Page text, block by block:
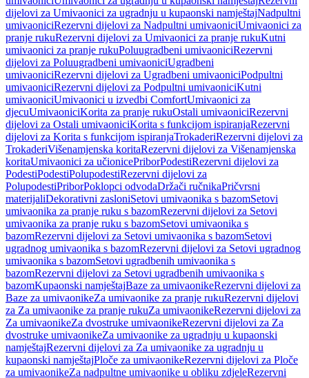
dijelovi za Umivaonici za ugradnju u kupaonski namještajNadpultni
umivaoniciRezervni dijelovi za Nadpultni umivaoniciUmivaonici za
pranje rukuRezervni dijelovi za Umivaonici za pranje rukuKutni
umivaonici za pranje rukuPoluugradbeni umivaoniciRezervni
dijelovi za Poluugradbeni umivaoniciUgradbeni
umivaoniciRezervni dijelovi za Ugradbeni umivaoniciPodpultni
umivaoniciRezervni dijelovi za Podpultni umivaoniciKutni
umivaoniciUmivaonici u izvedbi ComfortUmivaonici za
djecuUmivaoniciKorita za pranje rukuOstali umivaoniciRezervni
dijelovi za Ostali umivaoniciKorita s funkcijom ispiranjaRezervni
dijelovi za Korita s funkcijom ispiranjaTrokaderiRezervni dijelovi za
TrokaderiVišenamjenska koritaRezervni dijelovi za Višenamjenska
koritaUmivaonici za učionicePriborPodestiRezervni dijelovi za
PodestiPodestiPolupodestiRezervni dijelovi za
PolupodestiPriborPoklopci odvodaDržači ručnikaPričvrsni
materijaliDekorativni zasloniSetovi umivaonika s bazomSetovi
umivaonika za pranje ruku s bazomRezervni dijelovi za Setovi
umivaonika za pranje ruku s bazomSetovi umivaonika s
bazomRezervni dijelovi za Setovi umivaonika s bazomSetovi
ugradnog umivaonika s bazomRezervni dijelovi za Setovi ugradnog
umivaonika s bazomSetovi ugradbenih umivaonika s
bazomRezervni dijelovi za Setovi ugradbenih umivaonika s
bazomKupaonski namještajBaze za umivaonikeRezervni dijelovi za
Baze za umivaonikeZa umivaonike za pranje rukuRezervni dijelovi
za Za umivaonike za pranje rukuZa umivaonikeRezervni dijelovi za
Za umivaonikeZa dvostruke umivaonikeRezervni dijelovi za Za
dvostruke umivaonikeZa umivaonike za ugradnju u kupaonski
namještajRezervni dijelovi za Za umivaonike za ugradnju u
kupaonski namještajPloče za umivaonikeRezervni dijelovi za Ploče
za umivaonikeZa nadpultne umivaonike u obliku zdjeleRezervni